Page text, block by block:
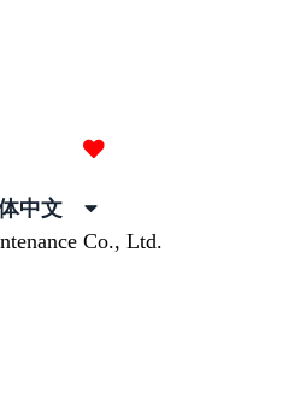
中文
Co., Ltd.